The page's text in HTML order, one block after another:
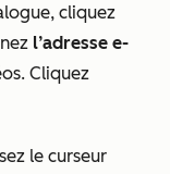
cliquez
l’adresse e-
Cliquez
le curseur